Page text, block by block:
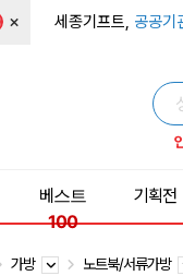
× 세종기프트, 공공기
베스트
100
기획전
가방 노트북/서류가방